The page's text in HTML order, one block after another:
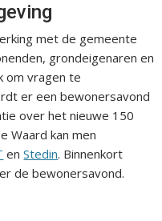
met de gemeente
grondeigenaren en
om vragen te
er een bewonersavond
over het nieuwe 150
Waard kan men
enStedin. Binnenkort
de bewonersavond.